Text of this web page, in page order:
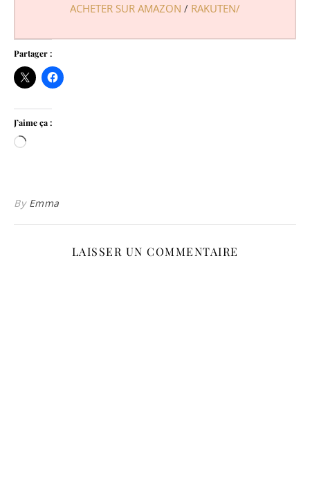
ACHETER SUR AMAZON / RAKUTEN/
Partager :
J’aime ça :
Chargement…
By Emma
LAISSER UN COMMENTAIRE